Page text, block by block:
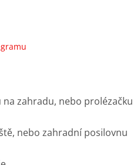
na zahradu, nebo prolézačku
nebo zahradní posilovnu